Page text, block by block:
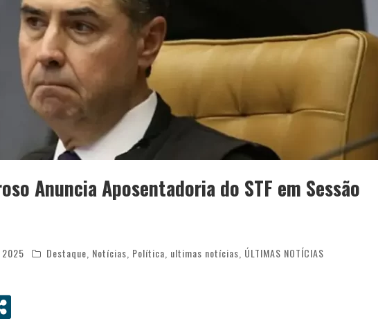
Anuncia Aposentadoria do STF em Sessão
Destaque Notícias Política ultimas notícias ÚLTIMAS NOTÍCIAS